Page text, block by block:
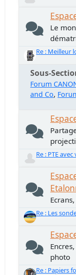
Le
Re : Meilleur
Sous-
Forum
and Co
Re : PTE
Re : Les
photo
Re : Papiers